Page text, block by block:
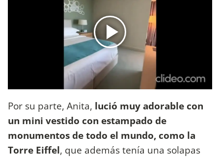
Por su parte, Anita, lució muy adorable con
un mini vestido con estampado de
monumentos de todo el mundo, como la
Torre Eiffel, que además tenía una solapas